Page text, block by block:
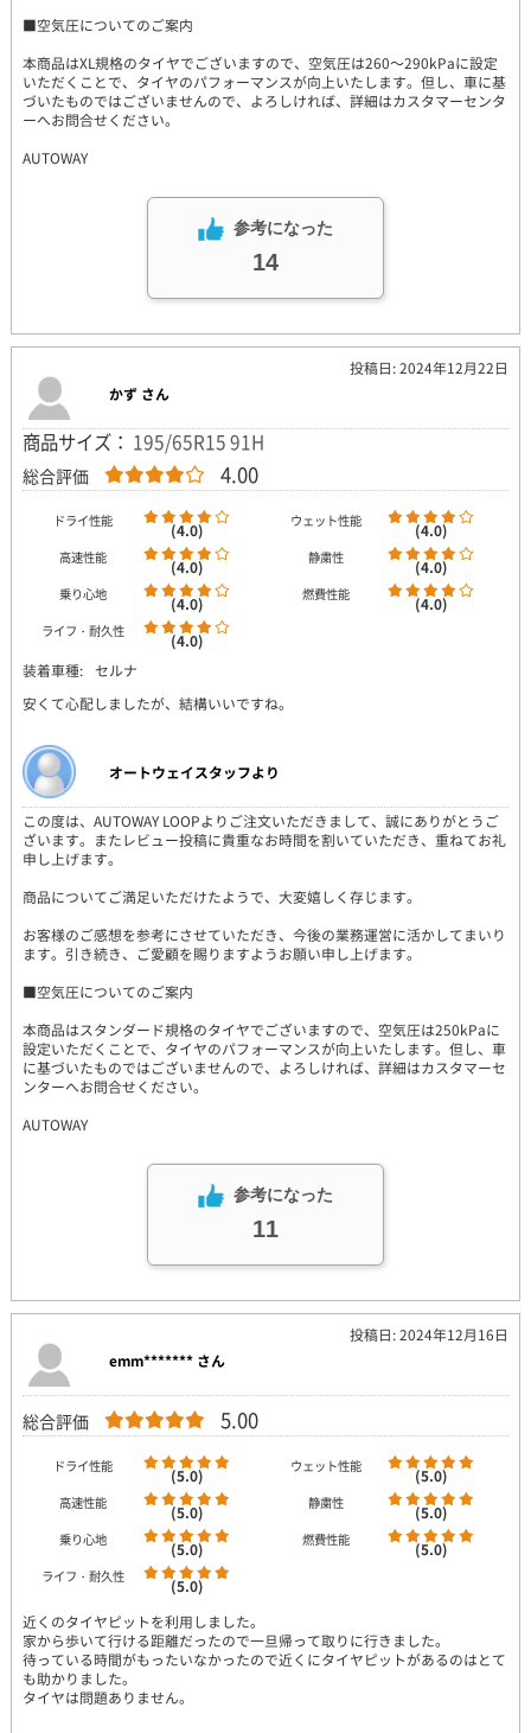
■空気圧についてのご案内
本商品はXL規格のタイヤでございますので、空気圧は260～290kPaに設定
いただくことで、タイヤのパフォーマンスが向上いたします。但し、車に基
づいたものではございませんので、よろしければ、詳細はカスタマーセンタ
ーへお問合せください。
AUTOWAY
参考になった
14
投稿日: 2024年12月22日
かず さん
商品サイズ： 195/65R15 91H
総合評価 4.00
ドライ性能 (4.0) ウェット性能 (4.0)
高速性能 (4.0) 静粛性 (4.0)
乗り心地 (4.0) 燃費性能 (4.0)
ライフ・耐久性
(4.0)
装着車種: セルナ
安くて心配しましたが、結構いいですね。
オートウェイスタッフより
この度は、AUTOWAY LOOPよりご注文いただきまして、誠にありがとうご
ざいます。またレビュー投稿に貴重なお時間を割いていただき、重ねてお礼
申し上げます。
商品についてご満足いただけたようで、大変嬉しく存じます。
お客様のご感想を参考にさせていただき、今後の業務運営に活かしてまいり
ます。引き続き、ご愛顧を賜りますようお願い申し上げます。
■空気圧についてのご案内
本商品はスタンダード規格のタイヤでございますので、空気圧は250kPaに
設定いただくことで、タイヤのパフォーマンスが向上いたします。但し、車
に基づいたものではございませんので、よろしければ、詳細はカスタマーセ
ンターへお問合せください。
AUTOWAY
参考になった
11
投稿日: 2024年12月16日
emm******* さん
総合評価 5.00
ドライ性能 (5.0) ウェット性能 (5.0)
高速性能 (5.0) 静粛性 (5.0)
乗り心地 (5.0) 燃費性能 (5.0)
ライフ・耐久性
(5.0)
近くのタイヤピットを利用しました。
家から歩いて行ける距離だったので一旦帰って取りに行きました。
待っている時間がもったいなかったので近くにタイヤピットがあるのはとて
も助かりました。
タイヤは問題ありません。